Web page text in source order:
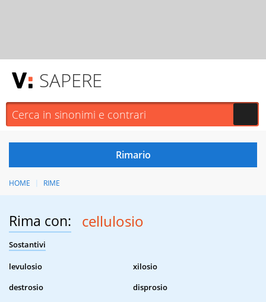
SAPERE
HOME RIME
Rima con: cellulosio
Sostantivi
levulosio
xilosio
destrosio
disprosio